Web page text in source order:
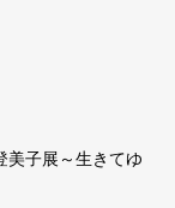
美子展～生きてゆ